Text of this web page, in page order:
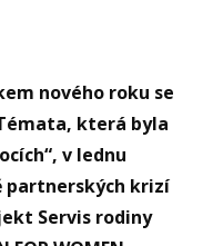
nového roku se
která byla
v lednu
partnerských krizí
Servis rodiny